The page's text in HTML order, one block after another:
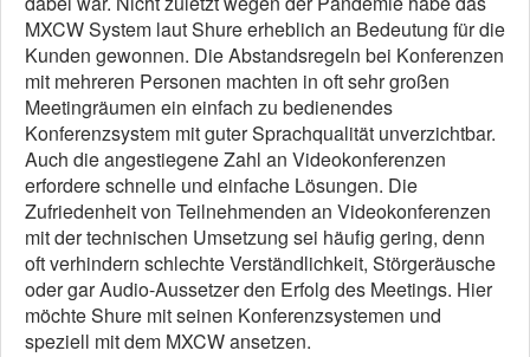
MXCW System laut Shure erheblich an Bedeutung für die
Kunden gewonnen. Die Abstandsregeln bei Konferenzen
mit mehreren Personen machten in oft sehr großen
Meetingräumen ein einfach zu bedienendes
Konferenzsystem mit guter Sprachqualität unverzichtbar.
Auch die angestiegene Zahl an Videokonferenzen
erfordere schnelle und einfache Lösungen. Die
Zufriedenheit von Teilnehmenden an Videokonferenzen
mit der technischen Umsetzung sei häufig gering, denn
oft verhindern schlechte Verständlichkeit, Störgeräusche
oder gar Audio-Aussetzer den Erfolg des Meetings. Hier
möchte Shure mit seinen Konferenzsystemen und
speziell mit dem MXCW ansetzen.